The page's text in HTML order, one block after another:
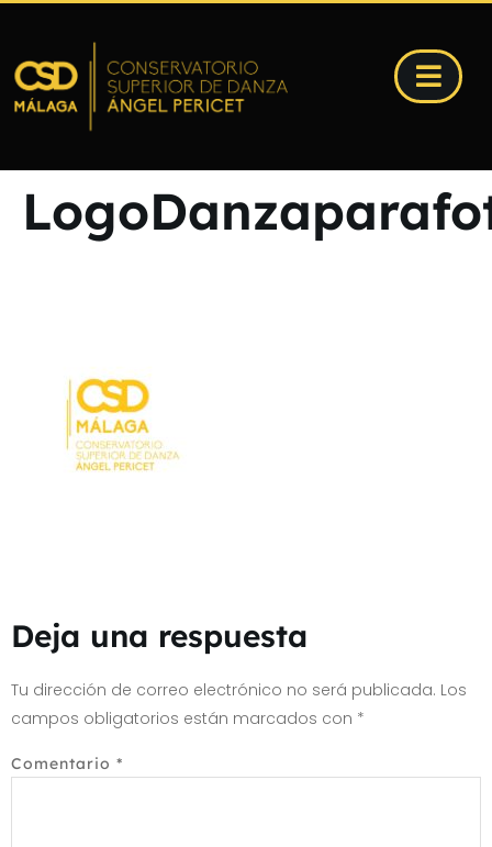
Deja una respuesta
Tu dirección de correo electrónico no será publicada. Los
campos obligatorios están marcados con *
Comentario *